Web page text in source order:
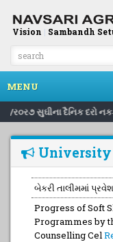
Vision | Sambandh
MENU
સુઘીના દૈનિક દરો
University
બેકરી તાલીમમાં
Progress of Soft
Programmes by
Counselling Cel